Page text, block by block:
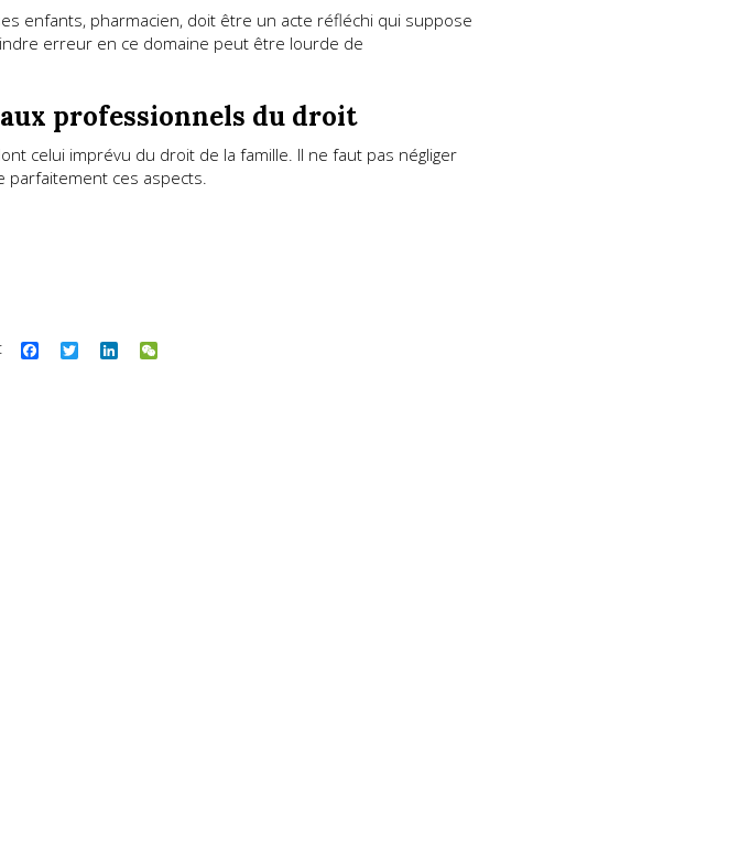
enfants, pharmacien, doit être un acte réfléchi qui suppose
erreur en ce domaine peut être lourde de
professionnels du droit
celui imprévu du droit de la famille. Il ne faut pas négliger
ces aspects.
Facebook Twitter LinkedIn